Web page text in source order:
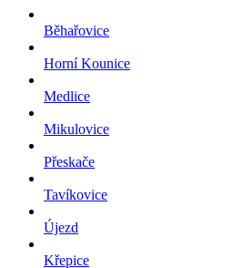
Běhařovice
Horní Kounice
Medlice
Mikulovice
Přeskače
Tavíkovice
Újezd
Křepice